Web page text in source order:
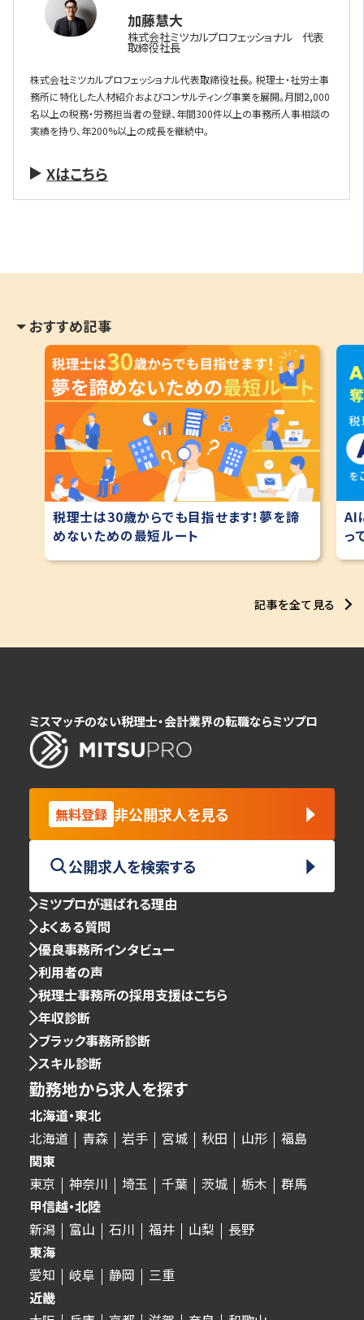
おすすめ記事
税理士は30歳からでも目指せます！夢を諦
めないための最短ルート
AI
っ
記事を全て見る
加藤慧大
株式会社ミツカルプロフェッショナル 代表
取締役社長
株式会社ミツカルプロフェッショナル代表取締役社長。 税理士・社労士事
務所に特化した人材紹介およびコンサルティング事業を展開。月間2,000
名以上の税務・労務担当者の登録、年間300件以上の事務所人事相談の
実績を持り、年200%以上の成長を継続中。
Xはこちら
ミスマッチのない税理士・会計業界の転職ならミツプロ
無料登録 非公開求人を見る
公開求人を検索する
ミツプロが選ばれる理由
よくある質問
優良事務所インタビュー
利用者の声
税理士事務所の採用支援はこちら
年収診断
ブラック事務所診断
スキル診断
勤務地から求人を探す
北海道・東北
北海道
青森 岩手 宮城 秋田 山形
福島
関東
東京
神奈川 埼玉 千葉 茨城 栃木
群馬
甲信越・北陸
新潟
富山 石川 福井 山梨
長野
東海
愛知
岐阜 静岡
三重
近畿